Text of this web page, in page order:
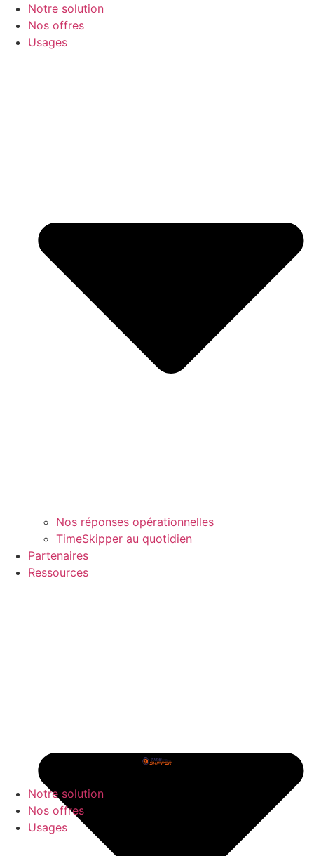
Notre solution
Nos offres
Usages
Nos réponses opérationnelles
TimeSkipper au quotidien
Partenaires
Ressources
Notre solution
Nos offres
Usages